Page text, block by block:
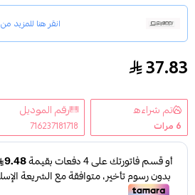
انقر هنا للمزيد من
شامبو روت 66 ماكس فوليوم لتكثيف الشعر من جيوفاني 250مل
37.83
تم شراءه
6 مرات
رقم الموديل
716237181718